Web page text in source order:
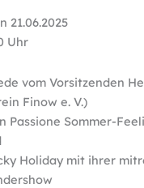
21.06.2025
Uhr
vom Vorsitzenden
Finow e. V.)
Passione Sommer-
Holiday mit ihrer